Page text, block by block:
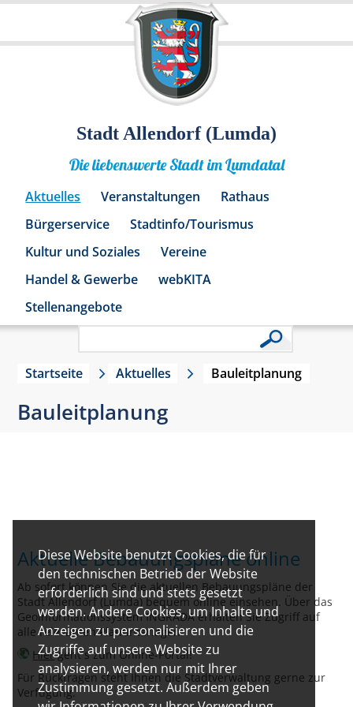
Diese Website benutzt Cookies, die für
den technischen Betrieb der Website
erforderlich sind und stets gesetzt
werden. Andere Cookies, um Inhalte und
Anzeigen zu personalisieren und die
Zugriffe auf unsere Website zu
analysieren, werden nur mit Ihrer
Zustimmung gesetzt. Außerdem geben
Stadt Allendorf (Lumda)
Die liebenswerte Stadt im Lumdatal
Aktuelles Veranstaltungen
Rathaus
Bürgerservice
Stadtinfo/Tourismus
Kultur und Soziales
Vereine
Handel & Gewerbe
webKITA
Stellenangebote
Startseite Aktuelles Bauleitplanung
Bauleitplanung
Aktuelle Bebauungspläne online
Ab sofort können Sie die aktuellen Bebauungspläne der
Stadt Allendorf (Lumda) bequem online einsehen. Über das
Geoinformationssystem INGRADA erhalten Sie Zugriff auf
alle relevanten Planunterlagen.
Hiergeht´s zum Online-Portal!
Für Rückfragen steht Ihnen die Stadtverwaltung gerne zur
Verfügung.